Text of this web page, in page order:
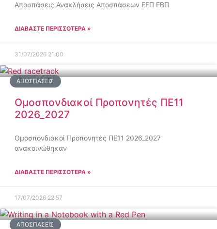
Αποσπάσεις Ανακλήσεις Αποσπάσεων ΕΕΠ ΕΒΠ
ΔΙΑΒΑΣΤΕ ΠΕΡΙΣΣΟΤΕΡΑ »
31/07/2026 21:00
ΑΠΟΣΠΆΣΕΙΣ
Ομοσπονδιακοί Προπονητές ΠΕ11
2026_2027
Ομοσπονδιακοί Προπονητές ΠΕ11 2026_2027
ανακοινώθηκαν
ΔΙΑΒΑΣΤΕ ΠΕΡΙΣΣΟΤΕΡΑ »
17/07/2026 22:57
ΑΠΟΣΠΆΣΕΙΣ